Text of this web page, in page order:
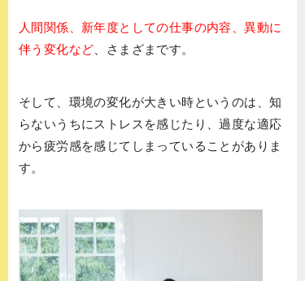
人間関係、新年度としての仕事の内容、異動に
伴う変化など 、さまざまです。
そして、環境の変化が大きい時というのは、知
らないうちにストレスを感じたり、過度な適応
から疲労感を感じてしまっていることがありま
す。